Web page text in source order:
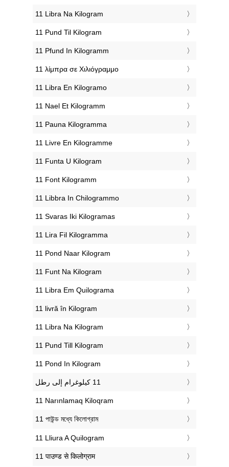
‎11 Libra Na Kilogram
‎11 Pund Til Kilogram
‎11 Pfund In Kilogramm
‎11 λίμπρα σε Χιλιόγραμμο
‎11 Libra En Kilogramo
‎11 Nael Et Kilogramm
‎11 Pauna Kilogramma
‎11 Livre En Kilogramme
‎11 Funta U Kilogram
‎11 Font Kilogramm
‎11 Libbra In Chilogrammo
‎11 Svaras Iki Kilogramas
‎11 Lira Fil Kilogramma
‎11 Pond Naar Kilogram
‎11 Funt Na Kilogram
‎11 Libra Em Quilograma
‎11 livră în Kilogram
‎11 Libra Na Kilogram
‎11 Pund Till Kilogram
‎11 Pond In Kilogram
‎11 Narınlamaq Kiloqram
‎11 পাউন্ড মধ্যে কিলোগ্রাম
‎11 Lliura A Quilogram
‎11 पाउण्ड से किलोग्राम